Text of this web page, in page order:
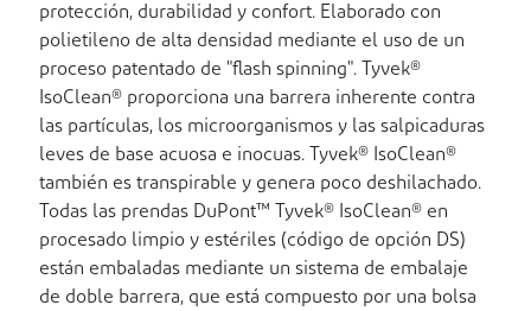
protección, durabilidad y confort. Elaborado con
polietileno de alta densidad mediante el uso de un
proceso patentado de "flash spinning". Tyvek®
IsoClean® proporciona una barrera inherente contra
las partículas, los microorganismos y las salpicaduras
leves de base acuosa e inocuas. Tyvek® IsoClean®
también es transpirable y genera poco deshilachado.
Todas las prendas DuPont™ Tyvek® IsoClean® en
procesado limpio y estériles (código de opción DS)
están embaladas mediante un sistema de embalaje
de doble barrera, que está compuesto por una bolsa